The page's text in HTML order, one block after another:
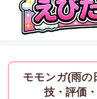
モモンガ(雨の
技・評価